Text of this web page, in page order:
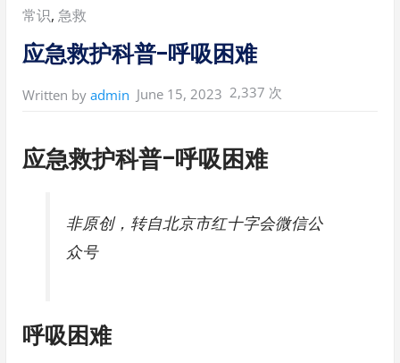
Posted
in:
常识, 急救
应急救护科普-呼吸困难
Written by admin June 15, 2023 2,337 次
应急救护科普-呼吸困难
非原创，转自北京市红十字会微信公
众号
呼吸困难